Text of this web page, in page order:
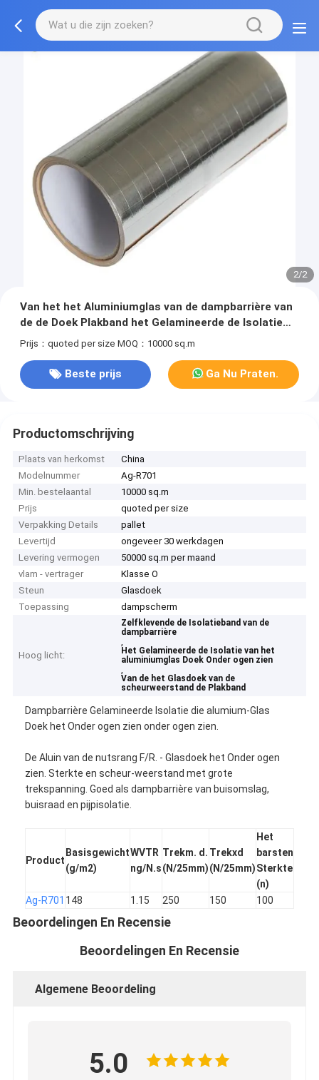
2/2
Van het het Aluminiumglas van de dampbarrière van
de de Doek Plakband het Gelamineerde de Isolatie
Onder ogen zien
Prijs：quoted per size MOQ：10000 sq.m
Beste prijs Ga Nu Praten.
Productomschrijving
Plaats van herkomst
China
Modelnummer
Ag-R701
Min. bestelaantal
10000 sq.m
Prijs
quoted per size
Verpakking Details
pallet
Levertijd
ongeveer 30 werkdagen
Levering vermogen
50000 sq.m per maand
vlam - vertrager
Klasse O
Steun
Glasdoek
Toepassing
dampscherm
Hoog licht:
Zelfklevende de Isolatieband van de
dampbarrière
,
Het Gelamineerde de Isolatie van het
aluminiumglas Doek Onder ogen zien
,
Van de het Glasdoek van de
scheurweerstand de Plakband
Dampbarrière Gelamineerde Isolatie die alumium-Glas
Doek het Onder ogen zien onder ogen zien.
De Aluin van de nutsrang F/R. - Glasdoek het Onder ogen
zien. Sterkte en scheur-weerstand met grote
trekspanning. Goed als dampbarrière van buisomslag,
buisraad en pijpisolatie.
Product
Basisgewicht
(g/m2)
WVTR
ng/N.s
Trekm. d.
(N/25mm)
Trekxd
(N/25mm)
Het
barsten
Sterkte
(n)
Ag-R701 148 1.15 250 150 100
Beoordelingen En Recensie
Beoordelingen En Recensie
Algemene Beoordeling
5.0